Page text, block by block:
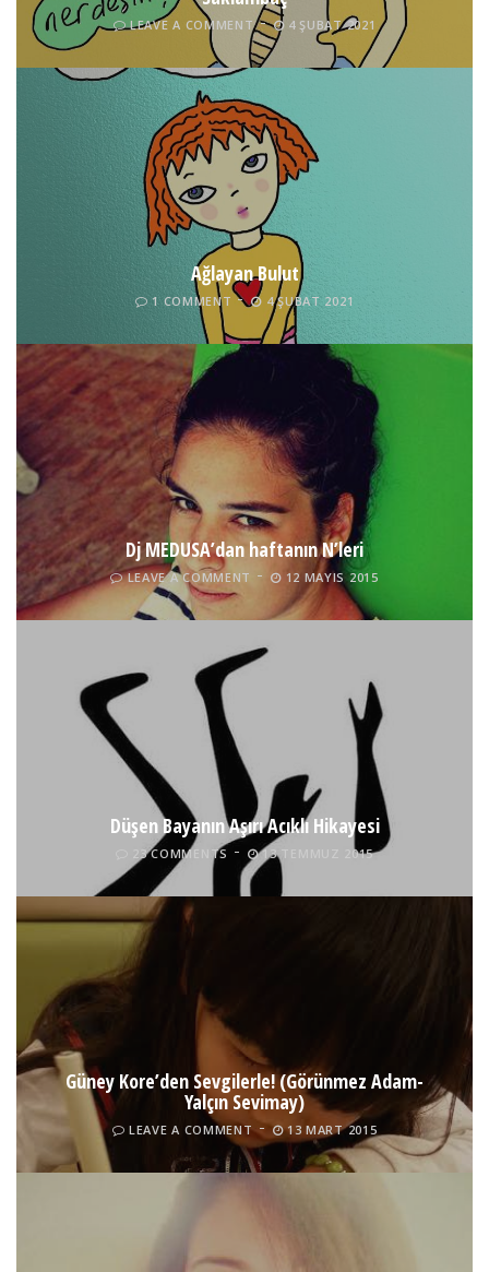
LEAVE A COMMENT 4 ŞUBAT 2021
Ağlayan Bulut
1 COMMENT 4 ŞUBAT 2021
Dj MEDUSA’dan haftanın N’leri
LEAVE A COMMENT 12 MAYIS 2015
Düşen Bayanın Aşırı Acıklı Hikayesi
23 COMMENTS 13 TEMMUZ 2015
Güney Kore’den Sevgilerle! (Görünmez Adam-
Yalçın Sevimay)
LEAVE A COMMENT 13 MART 2015